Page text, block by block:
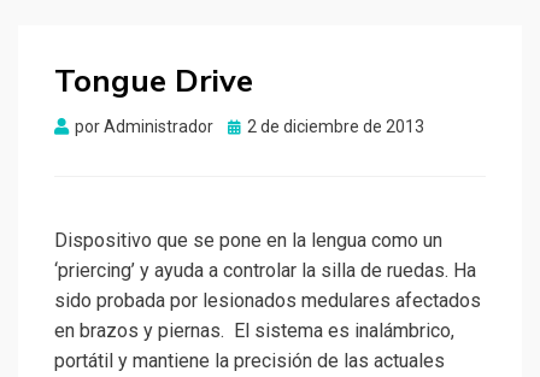
Tongue Drive
porAdministrador
Publicado
2 de diciembre de 2013
Dispositivo que se pone en la lengua como un
‘priercing’ y ayuda a controlar la silla de ruedas. Ha
sido probada por lesionados medulares afectados
en brazos y piernas. El sistema es inalámbrico,
portátil y mantiene la precisión de las actuales